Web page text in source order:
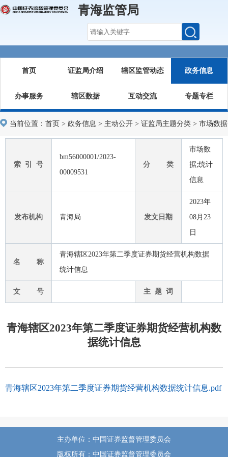
青海监管局
首页 证监局介绍 辖区监管动态 政务信息
办事服务 辖区数据 互动交流 专题专栏
当前位置： 首页 > 政务信息 > 主动公开 > 证监局主题分类 > 市场数据
索 引 号
bm56000001/2023-
00009531
分 类
市场数
据;统计
信息
发布机构 青海局 发文日期
2023年
08月23
日
名 称
青海辖区2023年第二季度证券期货经营机构数据
统计信息
文 号 主 题 词
青海辖区2023年第二季度证券期货经营机构数
据统计信息
青海辖区2023年第二季度证券期货经营机构数据统计信息.pdf
主办单位：中国证券监督管理委员会
版权所有：中国证券监督管理委员会